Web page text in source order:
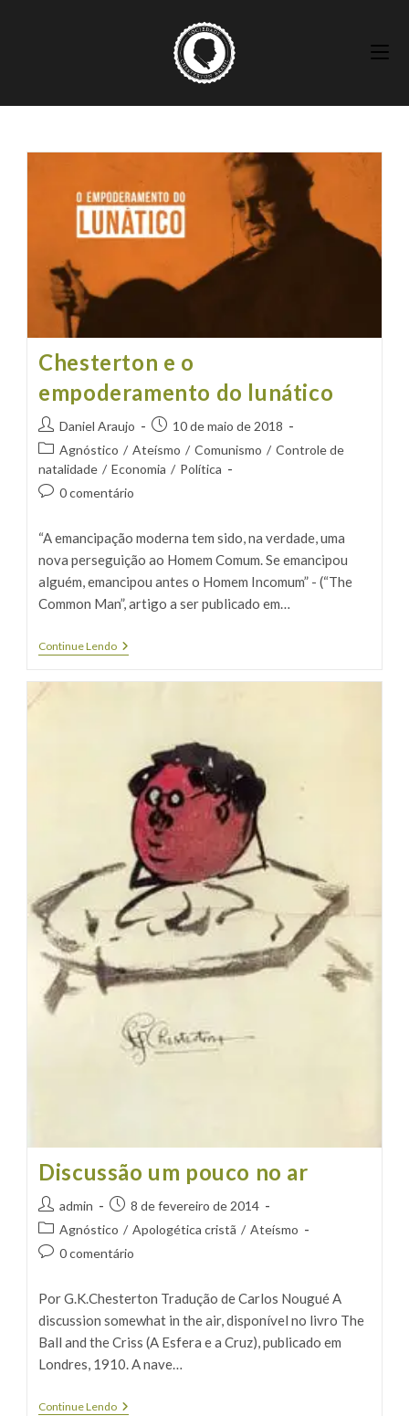
Chesterton e o
empoderamento do lunático
Autor
do
post:
Daniel Araujo
Post
publicado:
10 de maio de 2018
Categoria
do
post:
Agnóstico / Ateísmo / Comunismo / Controle de
natalidade / Economia / Política
Comentários
post:
0 comentário
“A emancipação moderna tem sido, na verdade, uma
nova perseguição ao Homem Comum. Se emancipou
alguém, emancipou antes o Homem Incomum” - (“The
Common Man”, artigo a ser publicado em…
Continue LendoChesterton
E
Discussão um pouco no ar
Autor
do
post:
admin
Post
publicado:
8 de fevereiro de 2014
Categoria
do
Agnóstico / Apologética cristã / Ateísmo
Comentários
post:
0 comentário
Por G.K.Chesterton Tradução de Carlos Nougué A
discussion somewhat in the air, disponível no livro The
Ball and the Criss (A Esfera e a Cruz), publicado em
Londres, 1910. A nave…
Continue LendoDiscussão